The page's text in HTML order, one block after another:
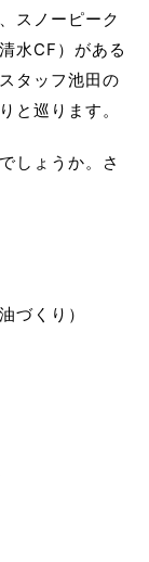
スノーピーク
水CF）がある
タッフ池田の
と巡ります。
しょうか。さ
づくり）